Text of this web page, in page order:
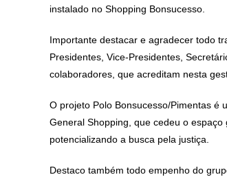
instalado no Shopping Bonsucesso.
Importante destacar e agradecer todo
Presidentes, Vice-Presidentes,
colaboradores, que acreditam nesta
O projeto Polo Bonsucesso/Pimentas é
General Shopping, que cedeu o
potencializando a busca pela justiça.
Destaco também todo empenho do